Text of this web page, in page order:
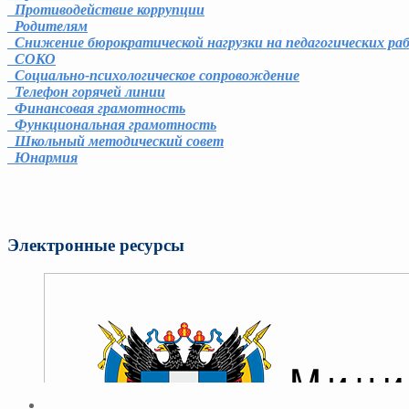
Противодействие коррупции
Родителям
Снижение бюрократической нагрузки на педагогических
СОКО
Социально-психологическое сопровождение
Телефон горячей линии
Финансовая грамотность
Функциональная грамотность
Школьный методический совет
Юнармия
Электронные ресурсы